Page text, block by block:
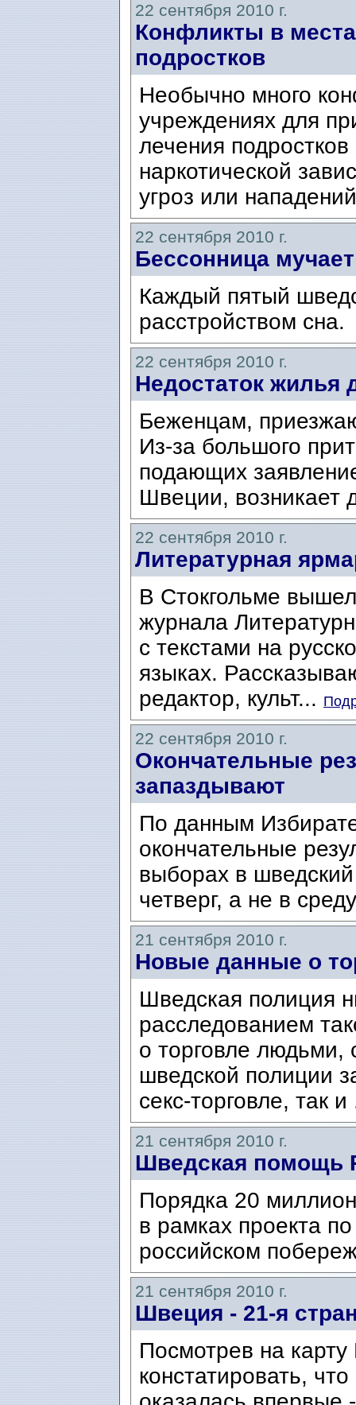
22 сентября 2010 г.
Конфликты в
подростков
Необычно много
учреждениях для
лечения
наркотической
угроз или
22 сентября 2010 г.
Бессонница
Каждый пятый
расстройством сна.
22 сентября 2010 г.
Недостаток жилья
Беженцам,
Из-за большого
подающих
Швеции,
22 сентября 2010 г.
Литературная
В Стокгольме
журнала
с текстами на
языках.
редактор, культ...
22 сентября 2010 г.
Окончательные
запаздывают
По данным
окончательные
выборах в
четверг, а не в
21 сентября 2010 г.
Новые данные о
Шведская полиция
расследованием
о торговле людьми,
шведской полиции
секс-торговле, так
21 сентября 2010 г.
Шведская помощь
Порядка 20
в рамках проекта
российском
21 сентября 2010 г.
Швеция - 21-я
Посмотрев на
констатировать,